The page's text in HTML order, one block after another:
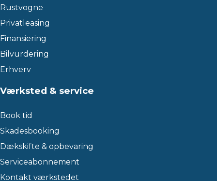
Rustvogne
Privatleasing
Finansiering
Bilvurdering
Erhverv
Værksted & service
Book tid
Skadesbooking
Dækskifte & opbevaring
Serviceabonnement
Kontakt værkstedet